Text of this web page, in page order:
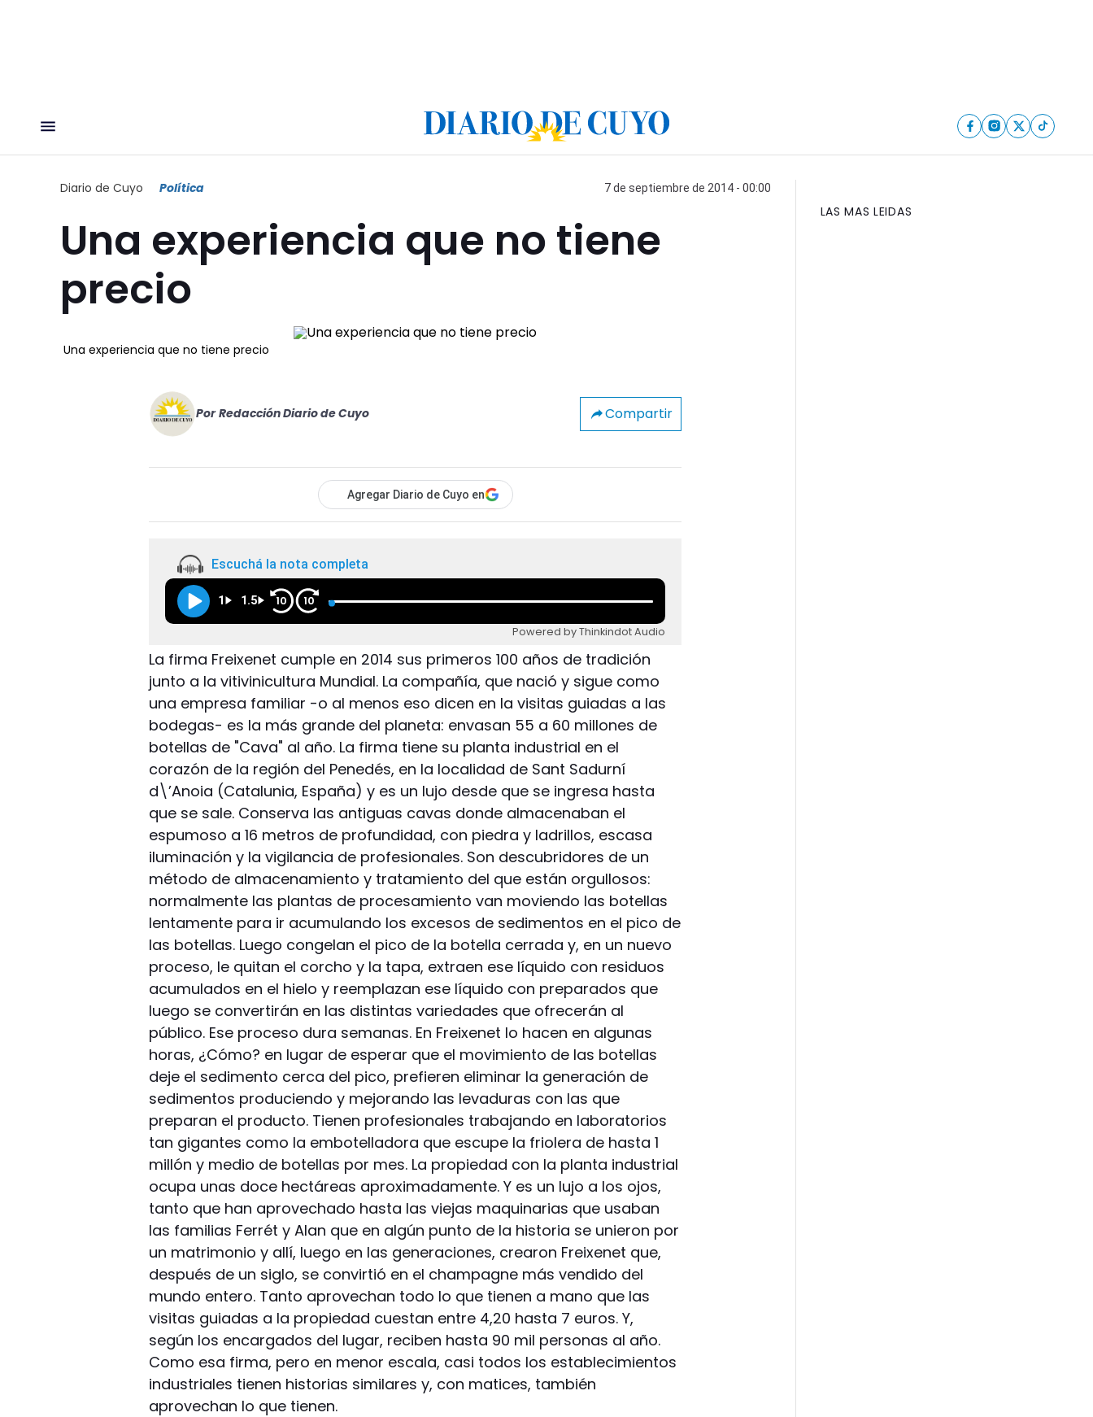
Diario de Cuyo Política 7 de septiembre de 2014 - 00:00
Una experiencia que no tiene
precio
Una experiencia que no tiene precio
Por Redacción Diario de Cuyo Compartir
Agregar Diario de Cuyo en
Escuchá la nota completa
1 1.5 10 10
Powered by Thinkindot Audio
La firma Freixenet cumple en 2014 sus primeros 100 años de tradición
junto a la vitivinicultura Mundial. La compañía, que nació y sigue como
una empresa familiar -o al menos eso dicen en la visitas guiadas a las
bodegas- es la más grande del planeta: envasan 55 a 60 millones de
botellas de "Cava" al año. La firma tiene su planta industrial en el
corazón de la región del Penedés, en la localidad de Sant Sadurní
d\’Anoia (Catalunia, España) y es un lujo desde que se ingresa hasta
que se sale. Conserva las antiguas cavas donde almacenaban el
espumoso a 16 metros de profundidad, con piedra y ladrillos, escasa
iluminación y la vigilancia de profesionales. Son descubridores de un
método de almacenamiento y tratamiento del que están orgullosos:
normalmente las plantas de procesamiento van moviendo las botellas
lentamente para ir acumulando los excesos de sedimentos en el pico de
las botellas. Luego congelan el pico de la botella cerrada y, en un nuevo
proceso, le quitan el corcho y la tapa, extraen ese líquido con residuos
acumulados en el hielo y reemplazan ese líquido con preparados que
luego se convertirán en las distintas variedades que ofrecerán al
público. Ese proceso dura semanas. En Freixenet lo hacen en algunas
horas, ¿Cómo? en lugar de esperar que el movimiento de las botellas
deje el sedimento cerca del pico, prefieren eliminar la generación de
sedimentos produciendo y mejorando las levaduras con las que
preparan el producto. Tienen profesionales trabajando en laboratorios
tan gigantes como la embotelladora que escupe la friolera de hasta 1
millón y medio de botellas por mes. La propiedad con la planta industrial
ocupa unas doce hectáreas aproximadamente. Y es un lujo a los ojos,
tanto que han aprovechado hasta las viejas maquinarias que usaban
las familias Ferrét y Alan que en algún punto de la historia se unieron por
un matrimonio y allí, luego en las generaciones, crearon Freixenet que,
después de un siglo, se convirtió en el champagne más vendido del
mundo entero. Tanto aprovechan todo lo que tienen a mano que las
visitas guiadas a la propiedad cuestan entre 4,20 hasta 7 euros. Y,
según los encargados del lugar, reciben hasta 90 mil personas al año.
Como esa firma, pero en menor escala, casi todos los establecimientos
industriales tienen historias similares y, con matices, también
aprovechan lo que tienen.
LAS MAS LEIDAS